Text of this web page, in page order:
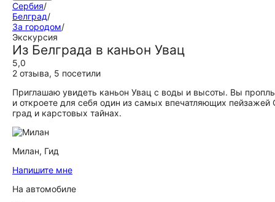
Сербия/
Белград/
За городом/
Экскурсия
Из Белграда в каньон Увац
5,0
2 отзыва, 5 посетили
Приглашаю увидеть каньон Увац с воды и высоты. Вы
и откроете для себя один из самых впечатляющих
град и карстовых тайнах.
Милан, Гид
Напишите мне
На автомобиле